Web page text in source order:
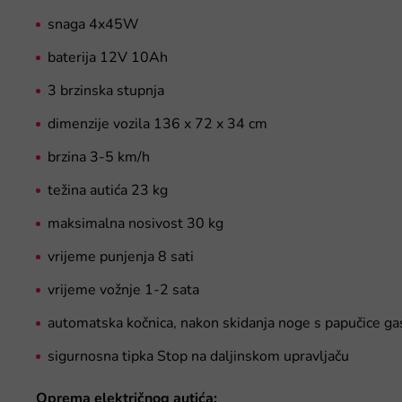
snaga 4x45W
baterija 12V 10Ah
3 brzinska stupnja
dimenzije vozila 136 x 72 x 34 cm
brzina 3-5 km/h
težina autića 23 kg
maksimalna nosivost 30 kg
vrijeme punjenja 8 sati
vrijeme vožnje 1-2 sata
automatska kočnica, nakon skidanja noge s papučice
sigurnosna tipka Stop na daljinskom upravljaču